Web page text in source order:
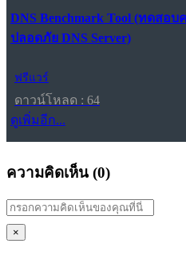
DNS Benchmark Tool (ทดสอบ
ปลอดภัย DNS Server)
ฟรีแวร์
ดาวน์โหลด : 64
ดูเพิ่มอีก...
ความคิดเห็น (0)
×